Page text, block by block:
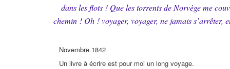
dans les flots ! Que les torrents de Norvège me
chemin ! Oh ! voyager, voyager, ne jamais s’arrêter,
Novembre 1842
Un livre à écrire est pour moi un long voyage.